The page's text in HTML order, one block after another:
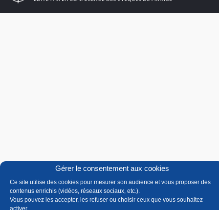
Gérer le consentement aux cookies
Ce site utilise des cookies pour mesurer son audience et vous proposer des
contenus enrichis (vidéos, réseaux sociaux, etc.).
Vous pouvez les accepter, les refuser ou choisir ceux que vous souhaitez
activer.